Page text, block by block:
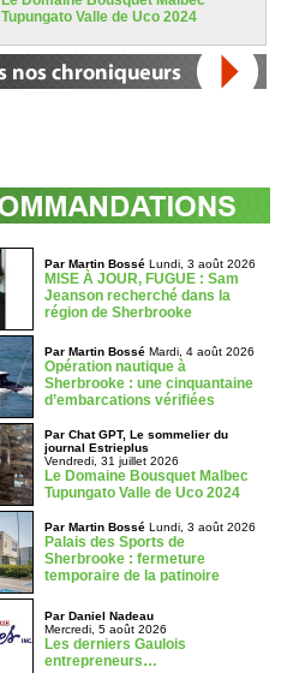
Tupungato Valle de Uco 2024
Par Martin BosséLundi, 3 août 2026
MISE À JOUR, FUGUE : Sam
Jeanson recherché dans la
région de Sherbrooke
Par Martin BosséMardi, 4 août 2026
Opération nautique à
Sherbrooke : une cinquantaine
d’embarcations vérifiées
Par Chat GPT, Le sommelier du
journal Estrieplus
Vendredi, 31 juillet 2026
Le Domaine Bousquet Malbec
Tupungato Valle de Uco 2024
Par Martin BosséLundi, 3 août 2026
Palais des Sports de
Sherbrooke : fermeture
temporaire de la patinoire
Par Daniel Nadeau
Mercredi, 5 août 2026
Les derniers Gaulois
entrepreneurs…